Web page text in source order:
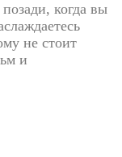
когда вы
не стоит
и